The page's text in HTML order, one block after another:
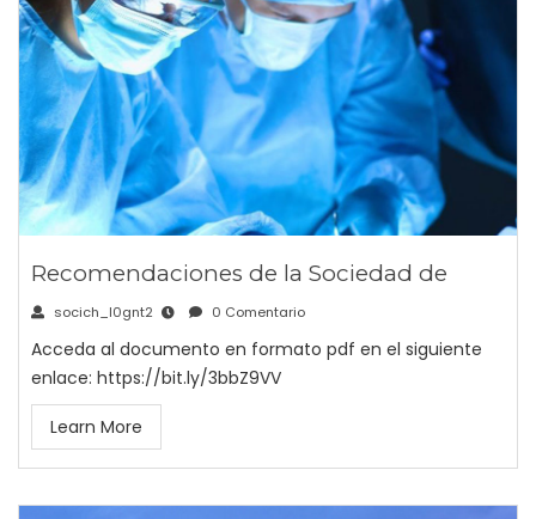
Recomendaciones de la Sociedad de
socich_l0gnt2 0 Comentario
Acceda al documento en formato pdf en el siguiente
enlace: https://bit.ly/3bbZ9VV
Learn More